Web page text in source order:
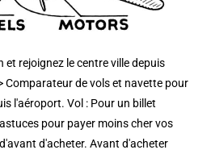
et rejoignez le centre ville depuis
Comparateur de vols et navette pour
l'aéroport. Vol : Pour un billet
pour payer moins cher vos
d'acheter. Avant d'acheter